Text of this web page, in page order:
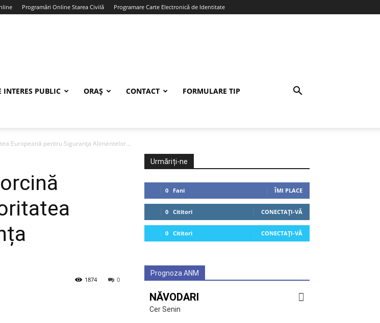
Programări Online Starea Civilă Programare Carte Electronică de Identitate
INTERES PUBLIC ORAȘ CONTACT FORMULARE TIP
Europeană pentru Siguranța Alimentelor...
0
1874
Urmăriți-ne
0 Fani ÎMI PLACE
0 Cititori CONECTAȚI-VĂ
0 Cititori CONECTAȚI-VĂ
Prognoza ANM
NĂVODARI
Cer Senin